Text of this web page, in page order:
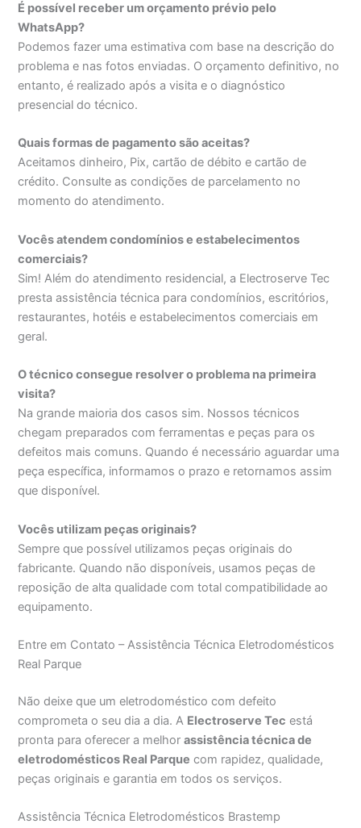
É possível receber um orçamento prévio pelo
WhatsApp?
Podemos fazer uma estimativa com base na descrição do
problema e nas fotos enviadas. O orçamento definitivo, no
entanto, é realizado após a visita e o diagnóstico
presencial do técnico.
Quais formas de pagamento são aceitas?
Aceitamos dinheiro, Pix, cartão de débito e cartão de
crédito. Consulte as condições de parcelamento no
momento do atendimento.
Vocês atendem condomínios e estabelecimentos
comerciais?
Sim! Além do atendimento residencial, a Electroserve Tec
presta assistência técnica para condomínios, escritórios,
restaurantes, hotéis e estabelecimentos comerciais em
geral.
O técnico consegue resolver o problema na primeira
visita?
Na grande maioria dos casos sim. Nossos técnicos
chegam preparados com ferramentas e peças para os
defeitos mais comuns. Quando é necessário aguardar uma
peça específica, informamos o prazo e retornamos assim
que disponível.
Vocês utilizam peças originais?
Sempre que possível utilizamos peças originais do
fabricante. Quando não disponíveis, usamos peças de
reposição de alta qualidade com total compatibilidade ao
equipamento.
Entre em Contato – Assistência Técnica Eletrodomésticos
Real Parque
Não deixe que um eletrodoméstico com defeito
comprometa o seu dia a dia. A Electroserve Tec está
pronta para oferecer a melhorassistência técnica de
eletrodomésticos Real Parque com rapidez, qualidade,
peças originais e garantia em todos os serviços.
Assistência Técnica Eletrodomésticos Brastemp